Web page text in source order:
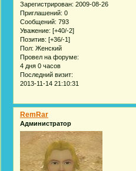
Зарегистрирован: 2009-08-26
Приглашений: 0
Сообщений: 793
Уважение: [+40/-2]
Позитив: [+36/-1]
Пол: Женский
Провел на форуме:
4 дня 0 часов
Последний визит:
2013-11-14 21:10:31
RemRar
Администратор